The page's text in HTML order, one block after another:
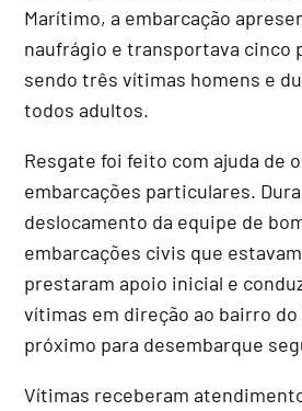
Marítimo, a embarcação
naufrágio e transportava cinco
sendo três vítimas homens e
todos adultos.
Resgate foi feito com ajuda de
embarcações particulares.
deslocamento da equipe de
embarcações civis que
prestaram apoio inicial e
vítimas em direção ao bairro
próximo para desembarque
Vítimas receberam